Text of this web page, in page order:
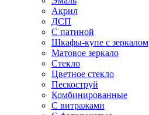
Акрил
ДСП
С патиной
Шкафы-купе с зеркалом
Матовое зеркало
Стекло
Цветное стекло
Пескоструй
Комбинированные
С витражами